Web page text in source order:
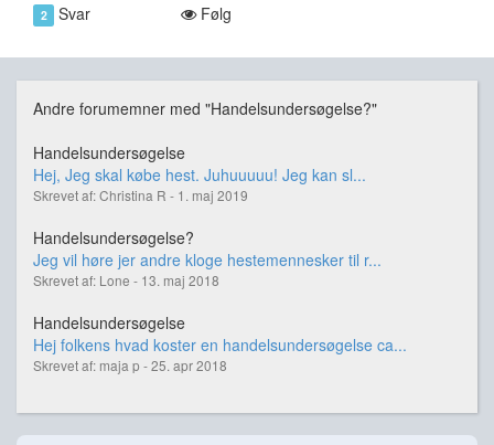
2 Svar Følg
Andre forumemner med "Handelsundersøgelse?"
Handelsundersøgelse
Hej, Jeg skal købe hest. Juhuuuuu! Jeg kan sl...
Skrevet af: Christina R - 1. maj 2019
Handelsundersøgelse?
Jeg vil høre jer andre kloge hestemennesker til r...
Skrevet af: Lone - 13. maj 2018
Handelsundersøgelse
Hej folkens hvad koster en handelsundersøgelse ca...
Skrevet af: maja p - 25. apr 2018